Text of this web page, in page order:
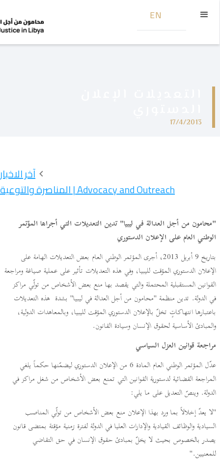
EN
17/4/2013
آخر الاخبار
Advocacy and Outreach | المناصرة والتوعية
"محامون من أجل العدالة في ليبيا" تدين التعديلات التي أجراها المؤتمر
الوطني العام على الإعلان الدستوري
بتاريخ 9 أبريل 2013، أجرى المؤتمر الوطني العام بعض التعديلات الهامة على
الإعلان الدستوري المؤقت لليبيا، وفي هذه التعديلات تأثير على عملية صياغة ومراجعة
القوانين المستقبلية المحتملة والتي يقصد بها منع بعض الأشخاص من تولّي مراكز
في الدولة. تدين منظمة "محامون من أجل العدالة في ليبيا" بشدة هذه التعديلات
باعتبارها انتهاكاتٍ تخلّ بالإعلان الدستوري المؤقت لليبيا، وبالمعاهدات الدولية،
والمبادئ الأساسية لحقوق الإنسان وسيادة القانون.
مراجعة قوانين العزل السياسي
عدّل المؤتمر الوطني العام المادة 6 من الإعلان الدستوري ليضمّنها حكماً يلغي
المراجعة القضائية لدستورية القوانين التي تمنع بعض الأشخاص من شغل مراكز في
الدولة. وينصّ التعديل على ما يلي:
"لا يعدّ إخلالاً بما ورد بهذا الإعلان منع بعض الأشخاص من تولّي المناصب
السيادية والوظائف القيادية والإدارات العليا في الدولة لفترة زمنية مؤقتة بمتضى قانون
يصدر بالخصوص بحيث لا يخلّ بمبادئ حقوق الإنسان في حق التقاضي
للمعنيين."